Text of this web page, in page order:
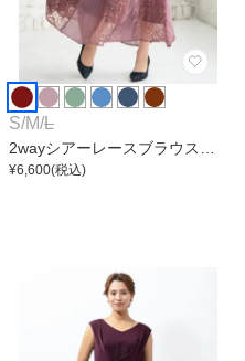
S/M/L
2wayシアーレースブラウス付
きワンピース
¥6,600(税込)